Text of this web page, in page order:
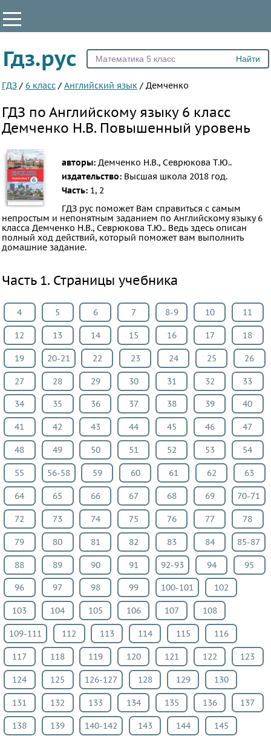
Все
1
3
4
5
6
7
8
9
10
ПРЕДМЕТЫ
предметы
Математика
Английский
язык
Русский
язык
Физика
Немецкий
язык
Белорусский
язык
Украинский
язык
Французский
язык
Биология
История
Информатика
ОБЖ
География
Природоведение
Музыка
ИЗО
Литература
Обществознание
Гдз.рус
ГДЗ / 6 класс / Английский язык / Демченко
ГДЗ по Английскому языку 6 класс
Демченко Н.В. Повышенный уровень
авторы: Демченко Н.В., Севрюкова Т.Ю..
издательство: Высшая школа 2018 год.
Часть:1, 2
ГДЗ рус поможет Вам справиться с самым
непростым и непонятным заданием по Английскому языку 6
класса Демченко Н.В., Севрюкова Т.Ю.. Ведь здесь описан
полный ход действий, который поможет вам выполнить
домашние задание.
Часть 1. Страницы учебника
4 5 6 7 8-9 10 11
12 13 14 15 16 17 18
19 20-21 22 23 24 25 26
27 28 29 30 31 32 33
34 35 36 37 38 39 40
41 42 43 44 45 46 47
48 49 50 51 52 53 54
55 56-58 59 60 61 62 63
64 65 66 67 68 69 70-71
72 73 74 75 76 77 78
79 80 81 82 83 84 85-87
88 89 90 91 92-93 94 95
96 97 98 99 100-101 102
103 104 105 106 107 108
109-111 112 113 114 115 116
117 118 119 120 121 122 123
124 125 126-127 128 129 130
131 132 133 134 135 136 137
138 139 140-142 143 144 145